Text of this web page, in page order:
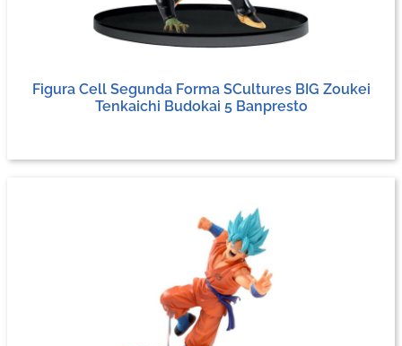
Figura Cell Segunda Forma SCultures BIG Zoukei
Tenkaichi Budokai 5 Banpresto